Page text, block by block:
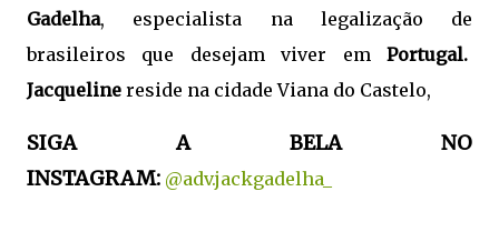
Gadelha, especialista na legalização de
brasileiros que desejam viver em Portugal.
Jacqueline reside na cidade Viana do Castelo,
SIGA A BELA NO
INSTAGRAM: @adv.jackgadelha_